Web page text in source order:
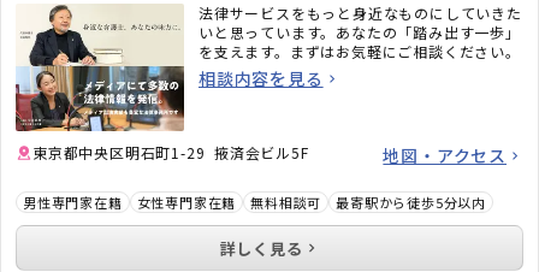
法律サービスをもっと身近なものにしていきた
いと思っています。あなたの「踏み出す一歩」
を支えます。まずはお気軽にご相談ください。
相談内容を見る
東京都中央区明石町1-29 掖済会ビル5F 地図・アクセス
男性専門家在籍 女性専門家在籍 無料相談可 最寄駅から徒歩5分以内
詳しく見る